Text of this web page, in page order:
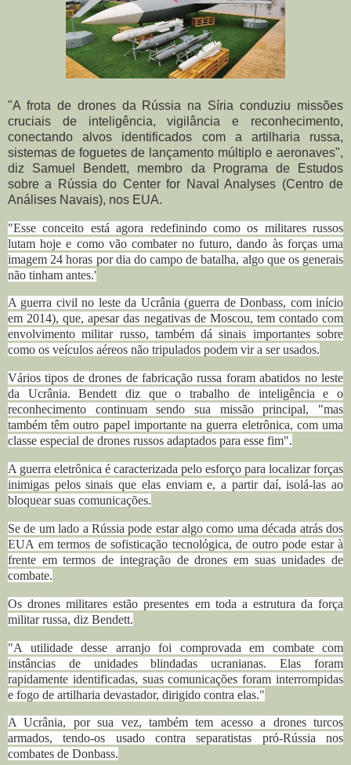
"A frota de drones da Rússia na Síria conduziu missões
cruciais de inteligência, vigilância e reconhecimento,
conectando alvos identificados com a artilharia russa,
sistemas de foguetes de lançamento múltiplo e aeronaves",
diz Samuel Bendett, membro da Programa de Estudos
sobre a Rússia do Center for Naval Analyses (Centro de
Análises Navais), nos EUA.
"Esse conceito está agora redefinindo como os militares russos
lutam hoje e como vão combater no futuro, dando às forças uma
imagem 24 horas por dia do campo de batalha, algo que os generais
não tinham antes.'
A guerra civil no leste da Ucrânia (guerra de Donbass, com início
em 2014), que, apesar das negativas de Moscou, tem contado com
envolvimento militar russo, também dá sinais importantes sobre
como os veículos aéreos não tripulados podem vir a ser usados.
Vários tipos de drones de fabricação russa foram abatidos no leste
da Ucrânia. Bendett diz que o trabalho de inteligência e o
reconhecimento continuam sendo sua missão principal, "mas
também têm outro papel importante na guerra eletrônica, com uma
classe especial de drones russos adaptados para esse fim".
A guerra eletrônica é caracterizada pelo esforço para localizar forças
inimigas pelos sinais que elas enviam e, a partir daí, isolá-las ao
bloquear suas comunicações.
Se de um lado a Rússia pode estar algo como uma década atrás dos
EUA em termos de sofisticação tecnológica, de outro pode estar à
frente em termos de integração de drones em suas unidades de
combate.
Os drones militares estão presentes em toda a estrutura da força
militar russa, diz Bendett.
"A utilidade desse arranjo foi comprovada em combate com
instâncias de unidades blindadas ucranianas. Elas foram
rapidamente identificadas, suas comunicações foram interrompidas
e fogo de artilharia devastador, dirigido contra elas."
A Ucrânia, por sua vez, também tem acesso a drones turcos
armados, tendo-os usado contra separatistas pró-Rússia nos
combates de Donbass.